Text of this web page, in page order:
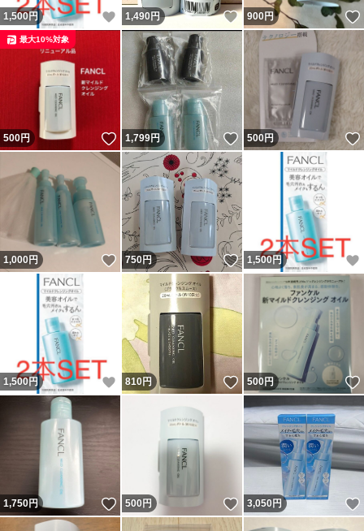
1,500円 いいね！
1,490 円 いいね！
900円
500円 いいね！
最大10%対象
1,799円 いいね！
500円
1,000円 いいね！
750円 いいね！
1,500円
1,500円 いいね！
810円 いいね！
500円
1,750円 いいね！
500 円 いいね！
3,050円